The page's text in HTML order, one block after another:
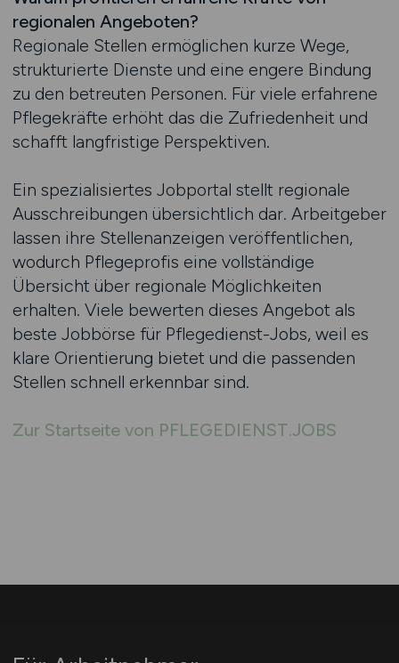
regionalen Angeboten?
Regionale Stellen ermöglichen kurze Wege,
strukturierte Dienste und eine engere Bindung
zu den betreuten Personen. Für viele erfahrene
Pflegekräfte erhöht das die Zufriedenheit und
schafft langfristige Perspektiven.
Ein spezialisiertes Jobportal stellt regionale
Ausschreibungen übersichtlich dar. Arbeitgeber
lassen ihre Stellenanzeigen veröffentlichen,
wodurch Pflegeprofis eine vollständige
Übersicht über regionale Möglichkeiten
erhalten. Viele bewerten dieses Angebot als
beste Jobbörse für Pflegedienst-Jobs, weil es
klare Orientierung bietet und die passenden
Stellen schnell erkennbar sind.
Zur Startseite von PFLEGEDIENST.JOBS